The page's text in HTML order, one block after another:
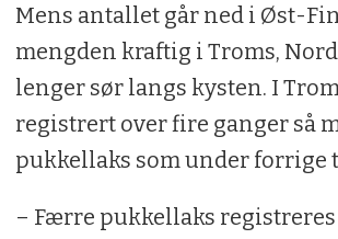
Mens antallet går ned i Øst-
mengden kraftig i Troms,
lenger sør langs kysten. I
registrert over fire ganger så
pukkellaks som under forrige
– Færre pukkellaks